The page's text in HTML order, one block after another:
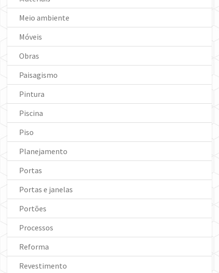
Meio ambiente
Móveis
Obras
Paisagismo
Pintura
Piscina
Piso
Planejamento
Portas
Portas e janelas
Portões
Processos
Reforma
Revestimento